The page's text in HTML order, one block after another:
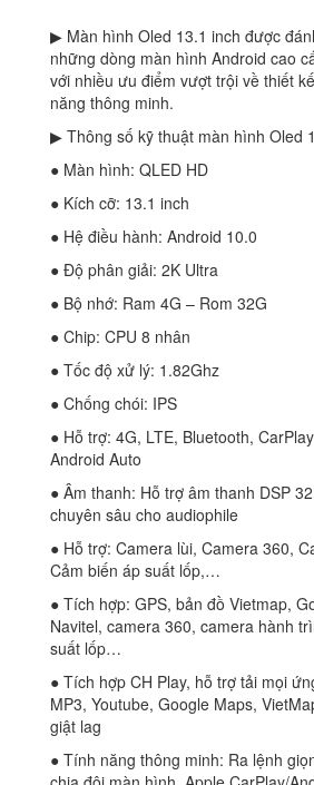
▶ Màn hình Oled 13.1 inch được
những dòng màn hình Android cao
với nhiều ưu điểm vượt trội về thiết
năng thông minh.
▶ Thông số kỹ thuật màn hình Oled
● Màn hình: QLED HD
● Kích cỡ: 13.1 inch
● Hệ điều hành: Android 10.0
● Độ phân giải: 2K Ultra
● Bộ nhớ: Ram 4G – Rom 32G
● Chip: CPU 8 nhân
● Tốc độ xử lý: 1.82Ghz
● Chống chói: IPS
● Hỗ trợ: 4G, LTE, Bluetooth,
Android Auto
● Âm thanh: Hỗ trợ âm thanh DSP
chuyên sâu cho audiophile
● Hỗ trợ: Camera lùi, Camera 360,
Cảm biến áp suất lốp,…
● Tích hợp: GPS, bản đồ Vietmap,
Navitel, camera 360, camera hành
suất lốp…
● Tích hợp CH Play, hỗ trợ tải mọi
MP3, Youtube, Google Maps,
giật lag
● Tính năng thông minh: Ra lệnh